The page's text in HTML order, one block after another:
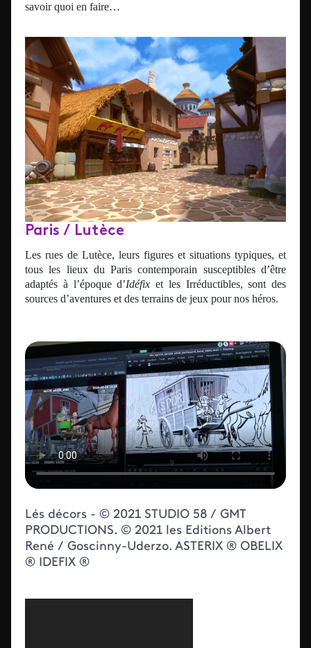
savoir quoi en faire…
Paris / Lutèce
Les rues de Lutèce, leurs figures et situations typiques, et
tous les lieux du Paris contemporain susceptibles d’être
adaptés à l’époque d’Idéfix et les Irréductibles, sont des
sources d’aventures et des terrains de jeux pour nos héros.
ID de la video FTV Preview
Lés décors - © 2021 STUDIO 58 / GMT
PRODUCTIONS. © 2021 les Editions Albert
René / Goscinny-Uderzo. ASTERIX ® OBELIX
® IDEFIX ®